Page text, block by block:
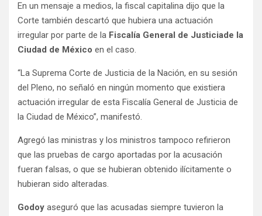
En un mensaje a medios, la fiscal capitalina dijo que la
Corte también descartó que hubiera una actuación
irregular por parte de la Fiscalía General de Justiciade la
Ciudad de México en el caso.
“La Suprema Corte de Justicia de la Nación, en su sesión
del Pleno, no señaló en ningún momento que existiera
actuación irregular de esta Fiscalía General de Justicia de
la Ciudad de México”, manifestó.
Agregó las ministras y los ministros tampoco refirieron
que las pruebas de cargo aportadas por la acusación
fueran falsas, o que se hubieran obtenido ilícitamente o
hubieran sido alteradas.
Godoy aseguró que las acusadas siempre tuvieron la